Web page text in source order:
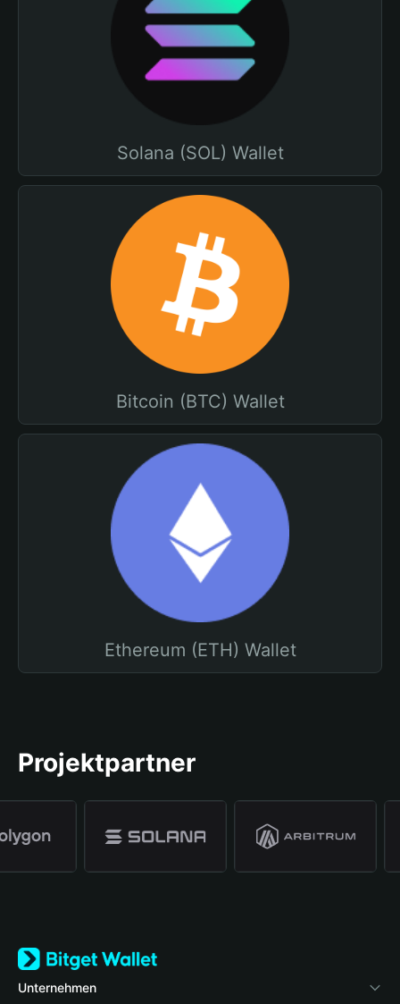
Solana (SOL) Wallet
Bitcoin (BTC) Wallet
Ethereum (ETH) Wallet
Projektpartner
Unternehmen